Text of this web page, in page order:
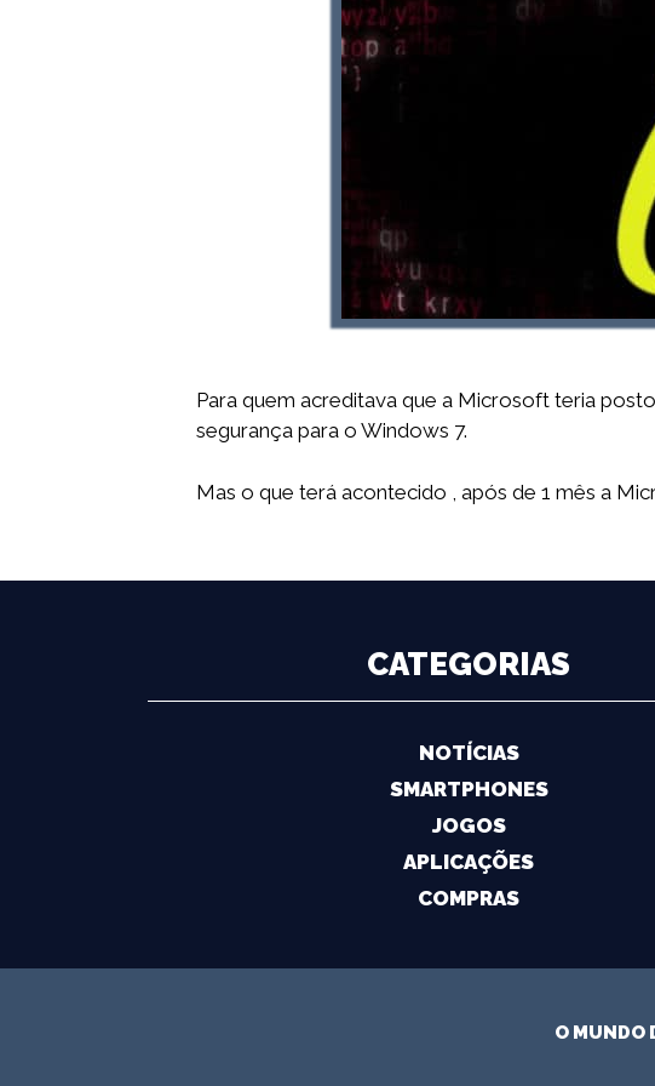
Para quem acreditava que a Microsoft teria
segurança para o Windows 7.
Mas o que terá acontecido , após de 1 mês a
CATEGORIAS
NOTÍCIAS
SMARTPHONES
JOGOS
APLICAÇÕES
COMPRAS
O MUNDO